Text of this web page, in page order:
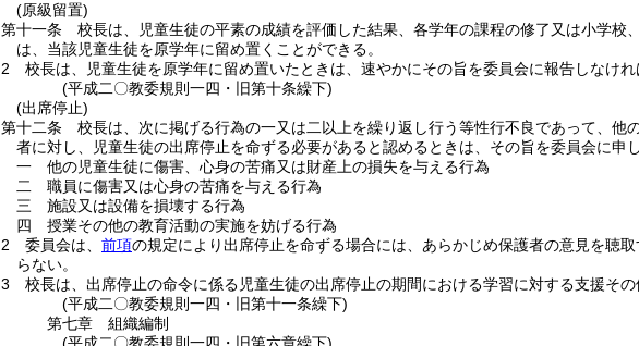
(原級留置)
第十一条
校長は、児童生徒の平素の成績を評価した結果、各学年の課程の修了又は小学校
は、当該児童生徒を原学年に留め置くことができる。
2
校長は、児童生徒を原学年に留め置いたときは、速やかにその旨を委員会に報告しなけれ
(平成二〇教委規則一四・旧第十条繰下)
(出席停止)
第十二条
校長は、次に掲げる行為の一又は二以上を繰り返し行う等性行不良であって、
者に対し、児童生徒の出席停止を命ずる必要があると認めるときは、その旨を委員会に申
一
他の児童生徒に傷害、心身の苦痛又は財産上の損失を与える行為
二
職員に傷害又は心身の苦痛を与える行為
三
施設又は設備を損壊する行為
四
授業その他の教育活動の実施を妨げる行為
2
委員会は、 前項の規定により出席停止を命ずる場合には、あらかじめ保護者の意見を聴
らない。
3
校長は、出席停止の命令に係る児童生徒の出席停止の期間における学習に対する支援そ
(平成二〇教委規則一四・旧第十一条繰下)
第七章
組織編制